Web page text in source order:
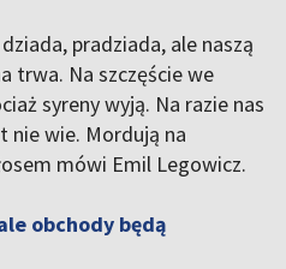
pradziada, ale naszą
trwa. Na szczęście we
syreny wyją. Na razie nas
nie wie. Mordują na
mówi Emil Legowicz.
obchody będą